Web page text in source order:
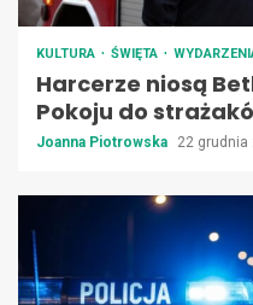
KULTURA ŚWIĘTA
Harcerze niosą
Pokoju do
Joanna Piotrowska 22 grudnia